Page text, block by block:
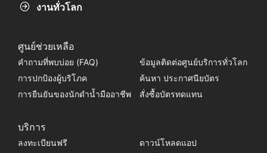
งานทั่วโลก
ศูนย์ช่วยเหลือ
คำถามที่พบบ่อย (FAQ)
ข้อมูลติดต่อศูนย์บริการทั่วโลก
การปกป้องผู้บริโภค
ค้นหา ประกาศนียบัตร
การยืนยันของนักดำน้ำมืออาชีพ
สั่งซื้อบัตรทดแทน
บริการ
ลงทะเบียนฟรี
ดาวน์โหลดแอป